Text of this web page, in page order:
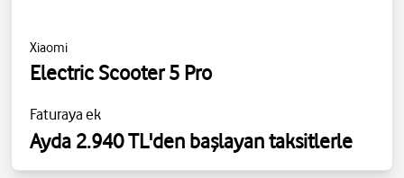
Xiaomi
Electric Scooter 5 Pro
Faturaya ek
Ayda 2.940 TL'den başlayan taksitlerle